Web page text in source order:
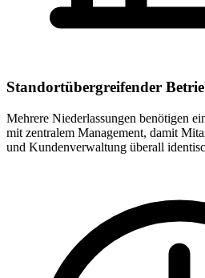
Standortübergreifender
Mehrere Niederlassungen benötigen
mit zentralem Management, damit
und Kundenverwaltung überall